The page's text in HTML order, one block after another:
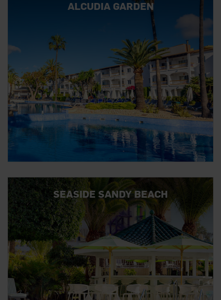
ALCUDIA GARDEN
SEASIDE SANDY BEACH